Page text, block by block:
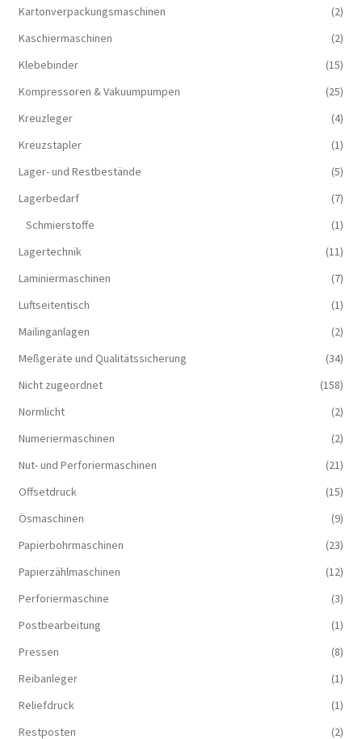
Kartonverpackungsmaschinen
(2)
Kaschiermaschinen
(2)
Klebebinder
(15)
Kompressoren & Vakuum­pumpen
(25)
Kreuzleger
(4)
Kreuzstapler
(1)
Lager- und Restbestände
(5)
Lagerbedarf
(7)
Schmierstoffe
(1)
Lagertechnik
(11)
Laminiermaschinen
(7)
Luftseitentisch
(1)
Mailinganlagen
(2)
Meßgeräte und Qualitätssicherung
(34)
Nicht zugeordnet
(158)
Normlicht
(2)
Numeriermaschinen
(2)
Nut- und Perforiermaschinen
(21)
Offsetdruck
(15)
Ösmaschinen
(9)
Papierbohrmaschinen
(23)
Papierzählmaschinen
(12)
Perforiermaschine
(3)
Postbearbeitung
(1)
Pressen
(8)
Reibanleger
(1)
Reliefdruck
(1)
Restposten
(2)